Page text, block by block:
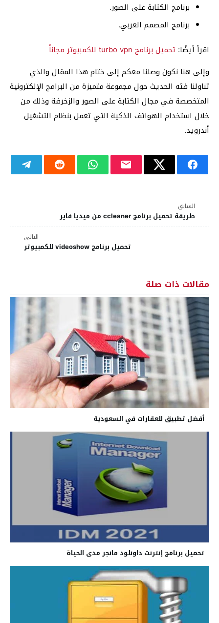
برنامج الكتابة على الصور.
برنامج المصمم العربي.
اقرأ أيضًا: تحميل برنامج turbo vpn للكمبيوتر مجاناً
وإلى هنا نكون وصلنا معكم إلى ختام هذا المقال والذي
تناولنا فثه الحديث حول مجموعة متميزة من البرامج الإلكترونية
المتخصصة في مجال الكتابة على الصور والزخرفة وذلك من
خلال استخدام الهواتف الذكية التي تعمل بنظام التشغيل
أندرويد.
السابق
طريقة تحميل برنامج ccleaner من ميديا فاير
التالي
تحميل برنامج videoshow للكمبيوتر
مقالات ذات صلة
أفضل تطبيق للعقارات في السعودية
تحميل برنامج إنترنت داونلود مانجر مدى الحياة